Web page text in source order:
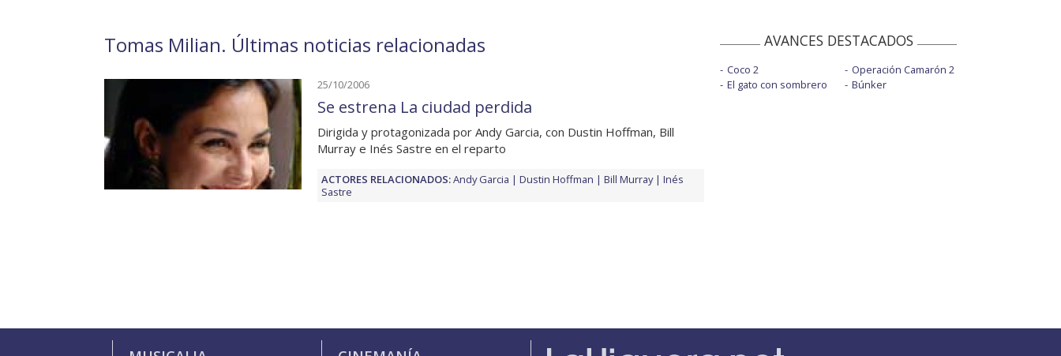
Tomas Milian. Últimas noticias relacionadas
25/10/2006
Se estrena La ciudad perdida
Dirigida y protagonizada por Andy Garcia, con Dustin Hoffman, Bill
Murray e Inés Sastre en el reparto
ACTORES RELACIONADOS:Andy Garcia Dustin Hoffman Bill Murray
Inés
Sastre
AVANCES DESTACADOS
Coco 2
El gato con sombrero
Operación Camarón 2
Búnker